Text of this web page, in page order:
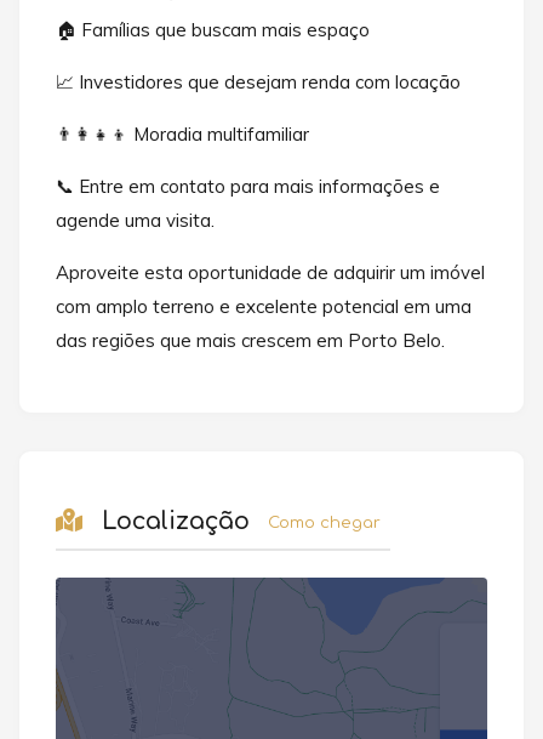
🏠 Famílias que buscam mais espaço
📈 Investidores que desejam renda com locação
👨‍👩‍👧‍👦 Moradia multifamiliar
📞 Entre em contato para mais informações e
agende uma visita.
Aproveite esta oportunidade de adquirir um imóvel
com amplo terreno e excelente potencial em uma
das regiões que mais crescem em Porto Belo.
Localização Como chegar